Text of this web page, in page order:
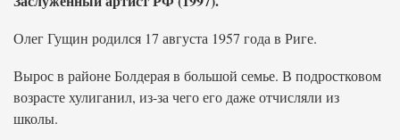
Олег Гущин родился 17 августа 1957 года в Риге.
Вырос в районе Болдерая в большой семье. В подростковом
возрасте хулиганил, из-за чего его даже отчисляли из
школы.